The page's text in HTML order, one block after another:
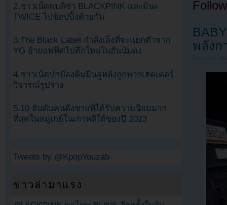
พลังก
2.ชาวเน็ตพบลิซ่า BLACKPINK และมินะ
TWICE ไปช้อปปิ้งด้วยกัน
3.The Black Label กำลังเล็งที่จะแยกตัวจาก
YG ย้ายอฟฟิศไปตึกใหม่ในฮันนัมดง
4.ชาวเน็ตปกป้องคิมมินจูหลังถูกพวกเฮดเตอร์
วิจารณ์รูปร่าง
5.10 อันดับคนดังชายที่ได้รับความนิยมมาก
ที่สุดในหมู่เกย์ในเกาหลีใต้ของปี 2023
Tweets by @KpopYouzab
ข่าวล่ามาแรง